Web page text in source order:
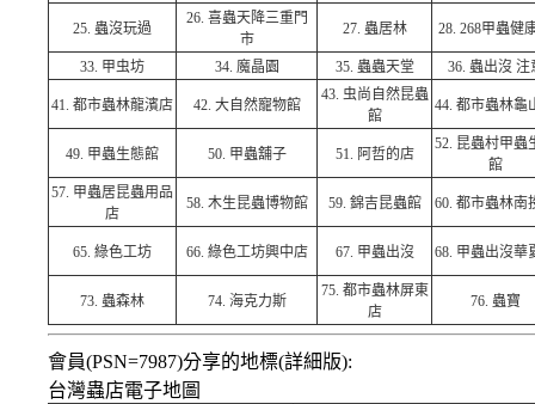
25. 蟲沒玩過
26. 喜蟲天降三重門
市
27. 蟲居林 28. 268甲蟲健
33. 甲虫坊 34. 魔晶園 35. 蟲蟲天堂 36. 蟲出沒 注
41. 都市蟲林龍濱店 42. 大自然寵物館
43. 虫尚自然昆蟲
館
44. 都市蟲林龜
49. 甲蟲生態館 50. 甲蟲舖子 51. 阿哲的店
52. 昆蟲村甲蟲
館
57. 甲蟲居昆蟲用品
店
58. 木生昆蟲博物館 59. 錦吉昆蟲館 60. 都市蟲林南
65. 綠色工坊 66. 綠色工坊興中店 67. 甲蟲出沒 68. 甲蟲出沒華
73. 蟲森林 74. 海克力斯
75. 都市蟲林屏東
店
76. 蟲寶
會員(PSN=7987)分享的地標(詳細版):
台灣蟲店電子地圖